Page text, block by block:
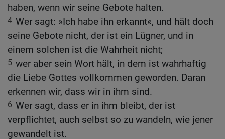
haben, wenn wir seine Gebote halten.
4 Wer sagt: »Ich habe ihn erkannt«, und hält doch
seine Gebote nicht, der ist ein Lügner, und in
einem solchen ist die Wahrheit nicht;
5 wer aber sein Wort hält, in dem ist wahrhaftig
die Liebe Gottes vollkommen geworden. Daran
erkennen wir, dass wir in ihm sind.
6 Wer sagt, dass er in ihm bleibt, der ist
verpflichtet, auch selbst so zu wandeln, wie jener
gewandelt ist.